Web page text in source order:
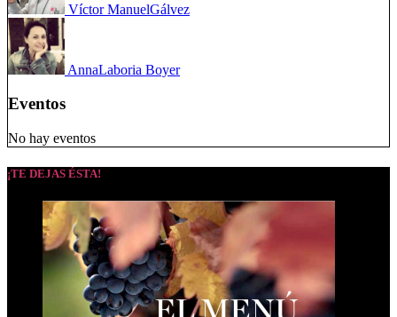
Víctor ManuelGálvez
AnnaLaboria Boyer
Eventos
No hay eventos
¡TE DEJAS ÉSTA!